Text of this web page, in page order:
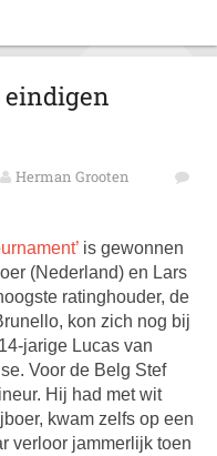
eindigen
Herman Grooten
is gewonnen
(Nederland) en Lars
ratinghouder, de
kon zich nog bij
jarige Lucas van
Voor de Belg Stef
Hij had met wit
kwam zelfs op een
verloor jammerlijk toen